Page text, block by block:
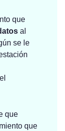
que
al
se le
que
que